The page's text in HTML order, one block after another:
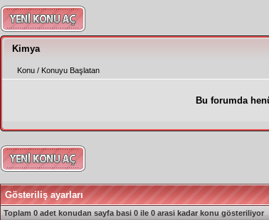
instagram
izlenme
hilesi
Kimya
Konu / Konuyu Başlatan
Bu forumda
Gösteriliş ayarları
Toplam 0 adet konudan sayfa basi 0 ile 0 arasi kadar konu gösteriliyor